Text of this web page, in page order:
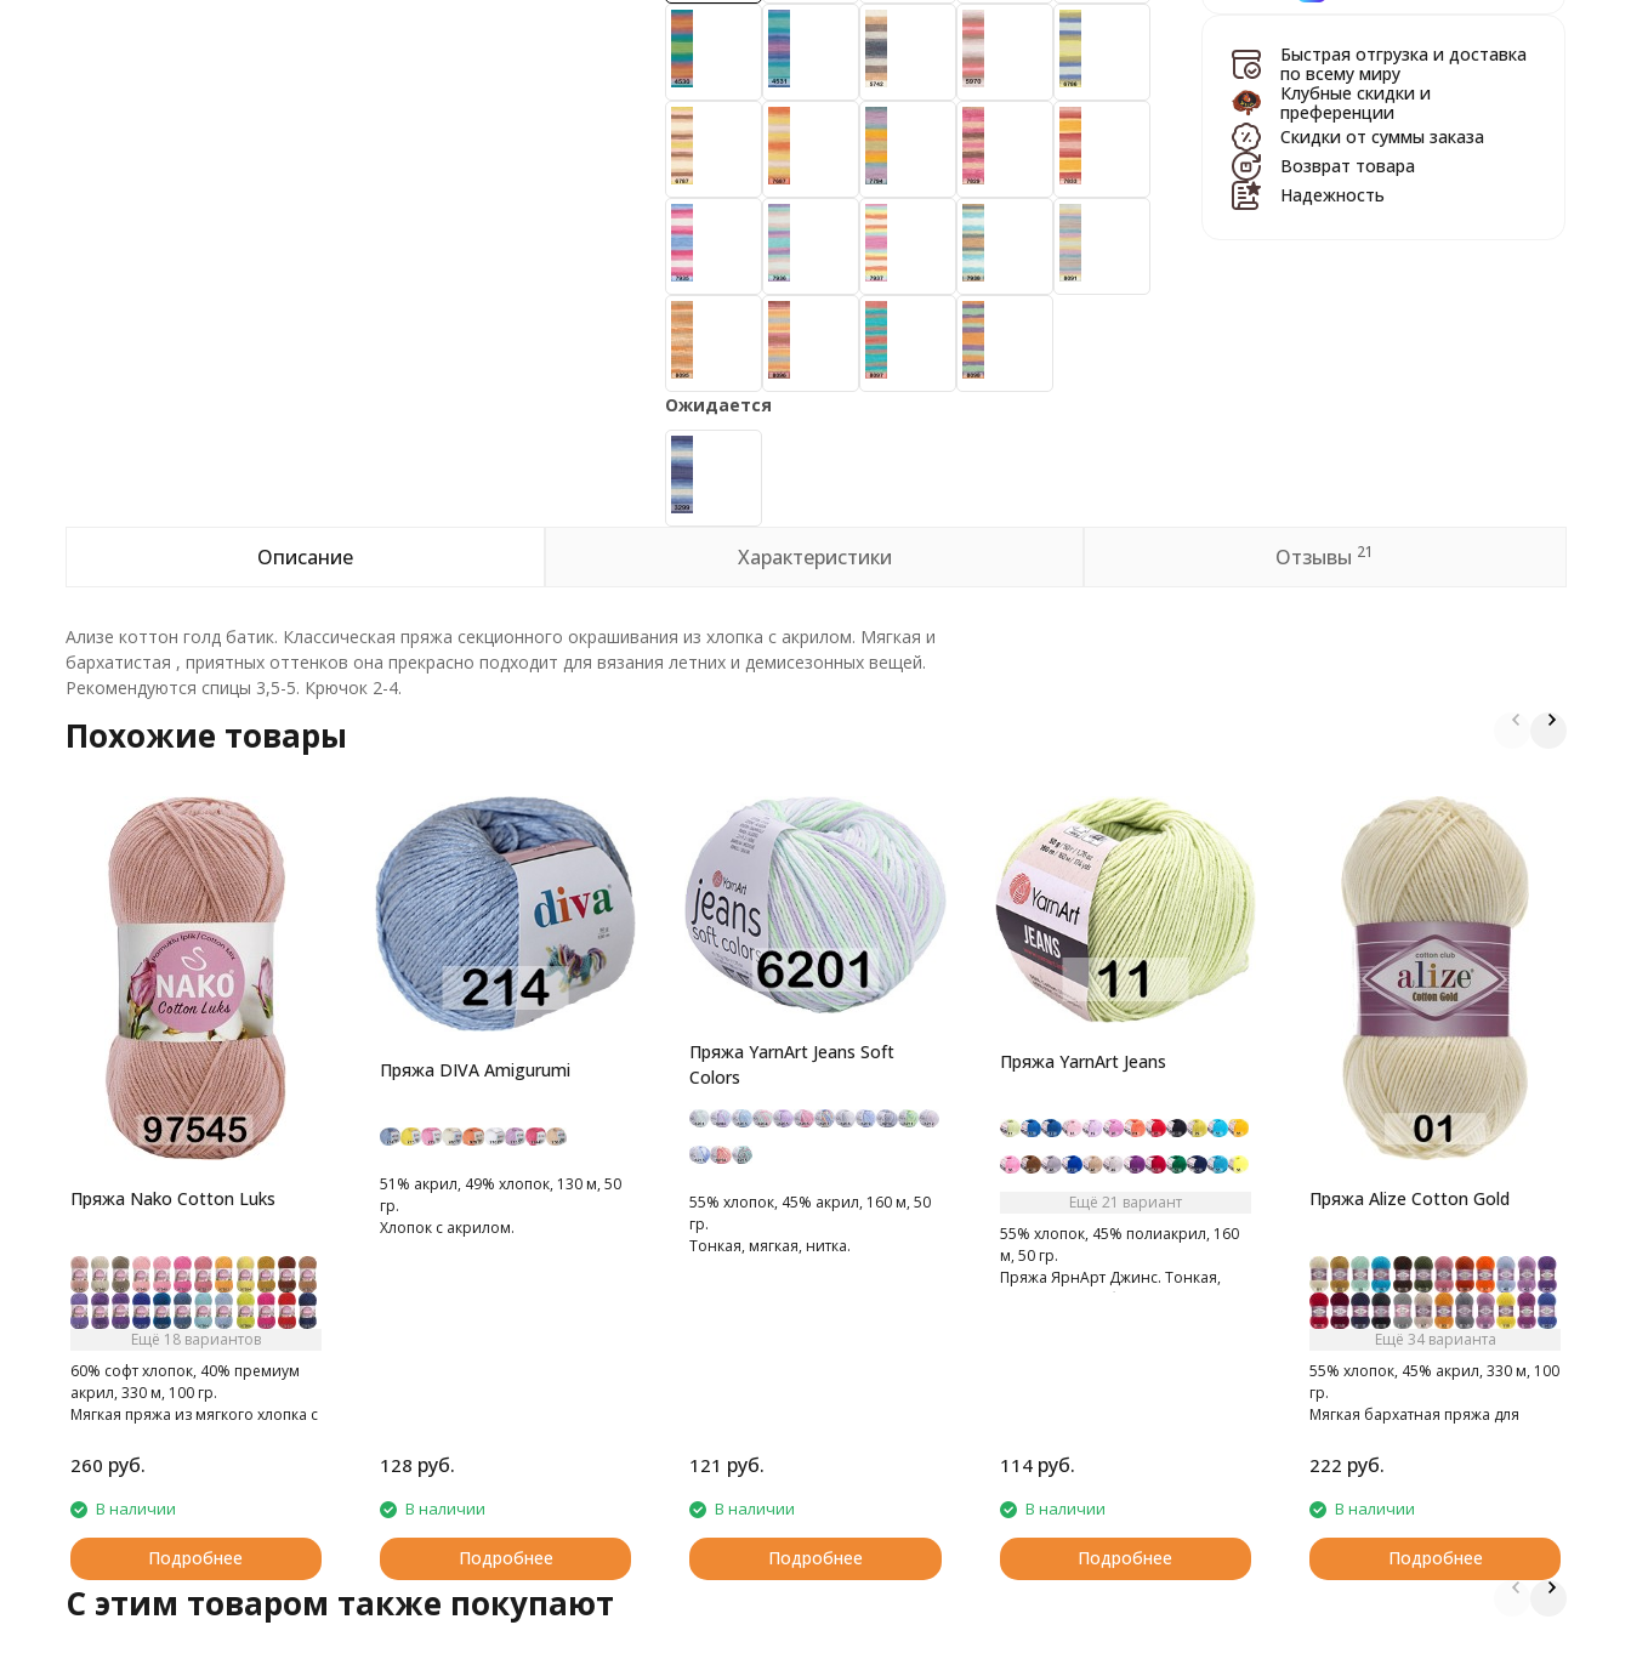
Ожидается
Быстрая отгрузка и доставка
по всему миру
Клубные скидки и
преференции
Скидки от суммы заказа
Возврат товара
Надежность
Описание Характеристики Отзывы 21
Ализе коттон голд батик. Классическая пряжа секционного окрашивания из хлопка с акрилом. Мягкая и
бархатистая , приятных оттенков она прекрасно подходит для вязания летних и демисезонных вещей.
Рекомендуются спицы 3,5-5. Крючок 2-4.
Похожие товары
Пряжа Nako Cotton Luks
Ещё 18 вариантов
60% софт хлопок, 40% премиум
акрил, 330 м, 100 гр.
Мягкая пряжа из мягкого хлопка с
260 руб.
В наличии
Подробнее
Пряжа DIVA Amigurumi
51% акрил, 49% хлопок, 130 м, 50
гр.
Хлопок с акрилом.
128 руб.
В наличии
Подробнее
Пряжа YarnArt Jeans Soft
Colors
55% хлопок, 45% акрил, 160 м, 50
гр.
Тонкая, мягкая, нитка.
121 руб.
В наличии
Подробнее
Пряжа YarnArt Jeans
Ещё 21 вариант
55% хлопок, 45% полиакрил, 160
м, 50 гр.
Пряжа ЯрнАрт Джинс. Тонкая,
мягкая, слегка бархатистая нитка.
114 руб.
В наличии
Подробнее
Пряжа Alize Cotton Gold
Ещё 34 варианта
55% хлопок, 45% акрил, 330 м, 100
гр.
Мягкая бархатная пряжа для
222 руб.
В наличии
Подробнее
C этим товаром также покупают